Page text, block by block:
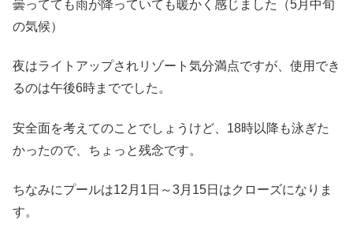
曇ってても雨が降っていても暖かく感じました（5月中旬
の気候）
夜はライトアップされリゾート気分満点ですが、使用でき
るのは午後6時まででした。
安全面を考えてのことでしょうけど、18時以降も泳ぎた
かったので、ちょっと残念です。
ちなみにプールは12月1日～3月15日はクローズになりま
す。